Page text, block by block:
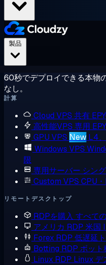
60秒でデプロイできる本物
なし。
計算
Cloud VPS 共有
高性能VPS 専用
GPU VPS New L4
Windows VPS
限
専用サーバー シン
Custom VPS CPU
リモートデスクトップ
RDPを購入 すべて
アメリカ RDP 米国
Forex RDP 低遅延
Botting RDP ボット
Linux RDP Linux デ